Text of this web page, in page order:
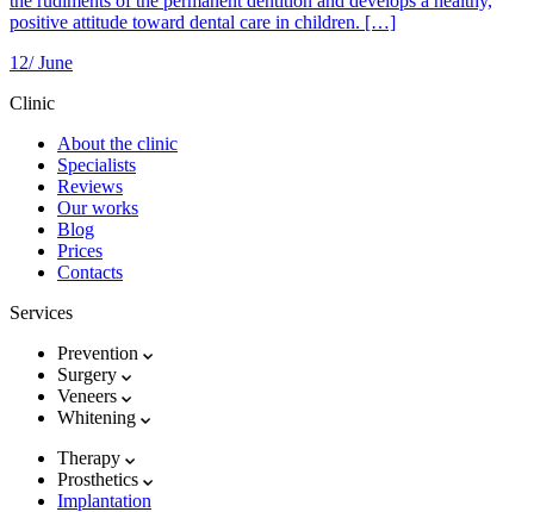
positive attitude toward dental care in children. […]
12/ June
Clinic
About the clinic
Specialists
Reviews
Our works
Blog
Prices
Contacts
Services
Prevention
Surgery
Veneers
Whitening
Therapy
Prosthetics
Implantation